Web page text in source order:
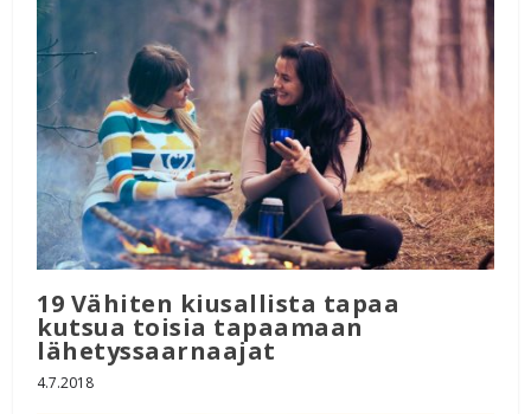
19 Vähiten kiusallista tapaa
kutsua toisia tapaamaan
lähetyssaarnaajat
4.7.2018